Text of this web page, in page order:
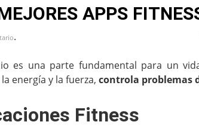
APPS
.
es una parte fundamental para un
energía y la fuerza, controla problemas
Fitness